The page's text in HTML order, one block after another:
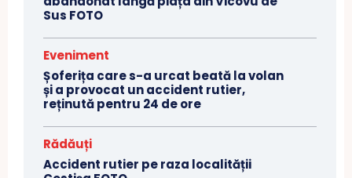
Sus FOTO
Eveniment
Șoferița care s-a urcat beată la volan
și a provocat un accident rutier,
reținută pentru 24 de ore
Rădăuți
Accident rutier pe raza localității